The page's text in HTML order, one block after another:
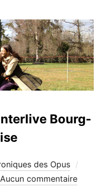
Bourg-
des Opus
Aucun commentaire